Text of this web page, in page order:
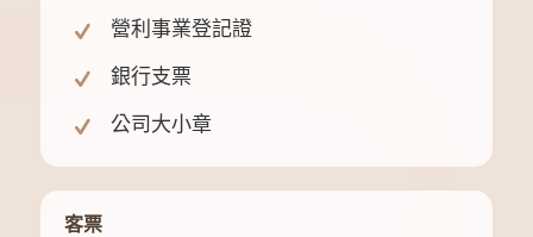
營利事業登記證
銀行支票
公司大小章
客票